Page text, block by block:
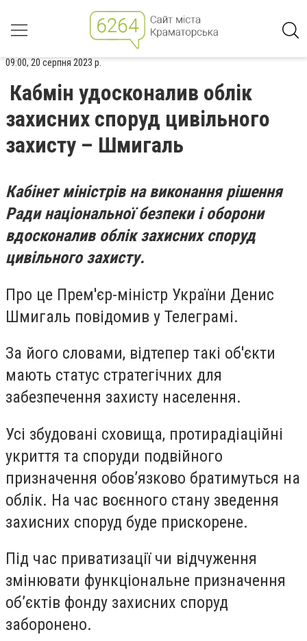
09:00, 20 серпня 2023 р.
Кабмін удосконалив облік
захисних споруд цивільного
захисту – Шмигаль
Кабінет міністрів на виконання рішення
Ради національної безпеки і оборони
вдосконалив облік захисних споруд
цивільного захисту.
Про це Прем'єр-міністр України Денис
Шмигаль повідомив у Телеграмі.
За його словами, відтепер такі об'єкти
мають статус стратегічних для
забезпечення захисту населення.
Усі збудовані сховища, протирадіаційні
укриття та споруди подвійного
призначення обов’язково братимуться на
облік. На час воєнного стану зведення
захисних споруд буде прискорене.
Під час приватизації чи відчуження
змінювати функціональне призначення
об’єктів фонду захисних споруд
заборонено.